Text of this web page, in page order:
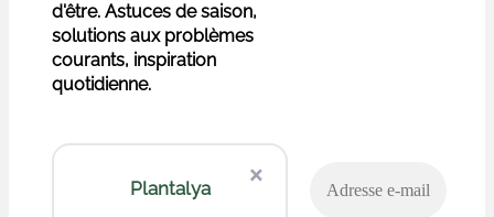
d'être. Astuces de saison,
solutions aux problèmes
courants, inspiration
quotidienne.
×
Plantalya